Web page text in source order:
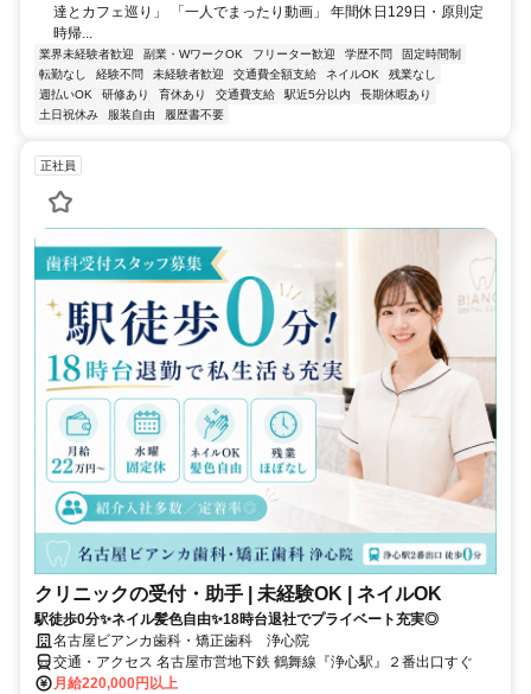
達とカフェ巡り」 「一人でまったり動画」 年間休日129日・原則定
時帰...
業界未経験者歓迎 副業・WワークOK フリーター歓迎 学歴不問
固定時間制
転勤なし
経験不問 未経験者歓迎 交通費全額支給 ネイルOK
残業なし
週払いOK
研修あり 育休あり 交通費支給 駅近5分以内
長期休暇あり
土日祝休み
服装自由 履歴書不要
正社員
クリニックの受付・助手 | 未経験OK | ネイルOK
駅徒歩0分✨ネイル髪色自由✨18時台退社でプライベート充実◎
名古屋ビアンカ歯科・矯正歯科 浄心院
交通・アクセス 名古屋市営地下鉄 鶴舞線『浄心駅』２番出口すぐ
月給220,000円以上